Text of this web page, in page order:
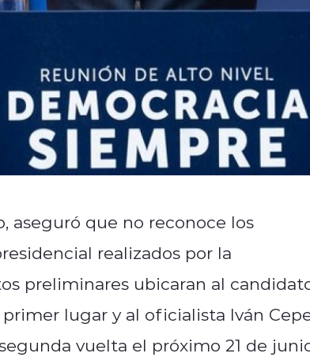
aseguró que no reconoce los
realizados por la
preliminares ubicaran al
lugar y al oficialista Iván
vuelta el próximo 21 de